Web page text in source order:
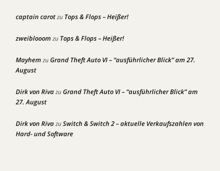
captain carotzu Tops & Flops – Heißer!
zweiblooom zu Tops & Flops – Heißer!
Mayhem zuGrand Theft Auto VI – “ausführlicher Blick” am 27.
August
Dirk von RivazuGrand Theft Auto VI – “ausführlicher Blick” am
27. August
Dirk von RivazuSwitch & Switch 2 – aktuelle Verkaufszahlen von
Hard- und Software